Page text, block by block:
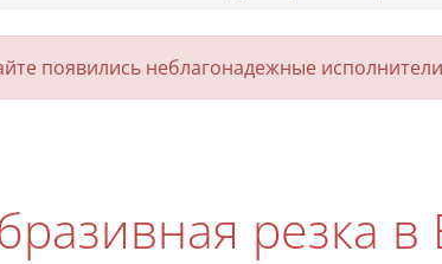
появились неблагонадежные
резка в